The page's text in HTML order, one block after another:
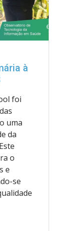
à
foi
uma
da
o
e
se